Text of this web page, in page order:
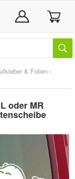
& Folien ›
oder MR